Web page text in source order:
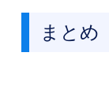
まとめ